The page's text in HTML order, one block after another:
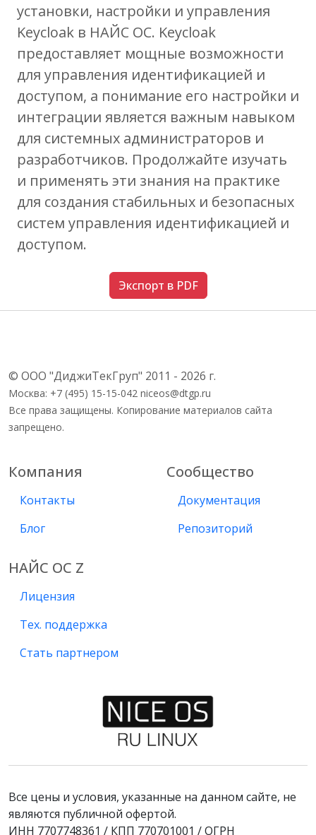
установки, настройки и управления
Keycloak в НАЙС ОС. Keycloak
предоставляет мощные возможности
для управления идентификацией и
доступом, а понимание его настройки и
интеграции является важным навыком
для системных администраторов и
разработчиков. Продолжайте изучать
и применять эти знания на практике
для создания стабильных и безопасных
систем управления идентификацией и
доступом.
Экспорт в PDF
© ООО "ДиджиТекГруп" 2011 - 2026 г.
Москва: +7 (495) 15-15-042 niceos@dtgp.ru
Все права защищены. Копирование материалов сайта
запрещено.
Компания
Контакты
Блог
Сообщество
Документация
Репозиторий
НАЙС ОС Z
Лицензия
Тех. поддержка
Стать партнером
Все цены и условия, указанные на данном сайте, не
являются публичной офертой.
ИНН 7707748361 / КПП 770701001 / ОГРН